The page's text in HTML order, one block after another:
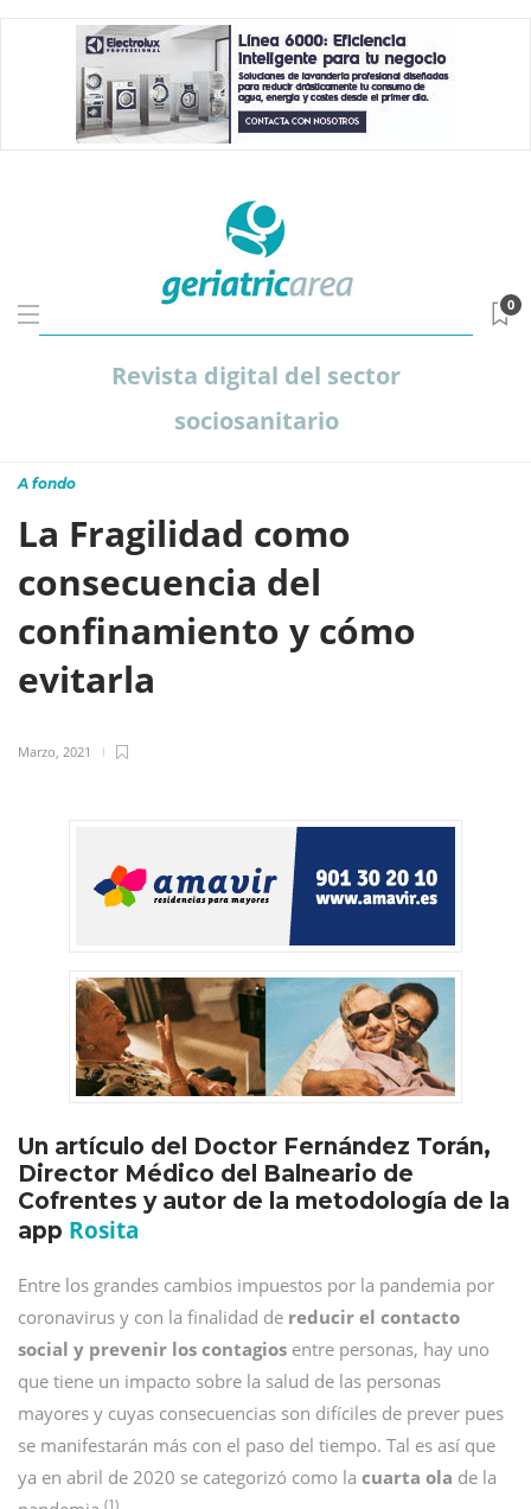
Revista digital del sector
sociosanitario
0
A fondo
La Fragilidad como
consecuencia del
confinamiento y cómo
evitarla
Marzo, 2021
Un artículo del Doctor Fernández Torán,
Director Médico del Balneario de
Cofrentes y autor de la metodología de la
app Rosita
Entre los grandes cambios impuestos por la pandemia por
coronavirus y con la finalidad de reducir el contacto
social y prevenir los contagios entre personas, hay uno
que tiene un impacto sobre la salud de las personas
mayores y cuyas consecuencias son difíciles de prever pues
se manifestarán más con el paso del tiempo. Tal es así que
ya en abril de 2020 se categorizó como la cuarta ola de la
(1)